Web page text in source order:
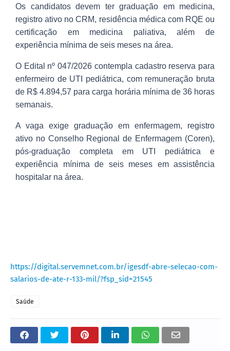
Os candidatos devem ter graduação em medicina,
registro ativo no CRM, residência médica com RQE ou
certificação em medicina paliativa, além de
experiência mínima de seis meses na área.
O Edital nº 047/2026 contempla cadastro reserva para
enfermeiro de UTI pediátrica, com remuneração bruta
de R$ 4.894,57 para carga horária mínima de 36 horas
semanais.
A vaga exige graduação em enfermagem, registro
ativo no Conselho Regional de Enfermagem (Coren),
pós-graduação completa em UTI pediátrica e
experiência mínima de seis meses em assistência
hospitalar na área.
https://digital.servemnet.com.br/igesdf-abre-selecao-com-
salarios-de-ate-r-133-mil/?fsp_sid=21545
Saúde